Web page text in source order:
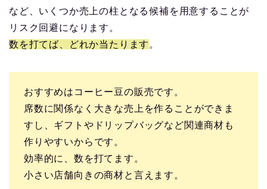
など、いくつか売上の柱となる候補を用意することが
リスク回避になります。
数を打てば、どれか当たります 。
おすすめはコーヒー豆の販売です。
席数に関係なく大きな売上を作ることができま
すし、ギフトやドリップバッグなど関連商材も
作りやすいからです。
効率的に、数を打てます。
小さい店舗向きの商材と言えます。